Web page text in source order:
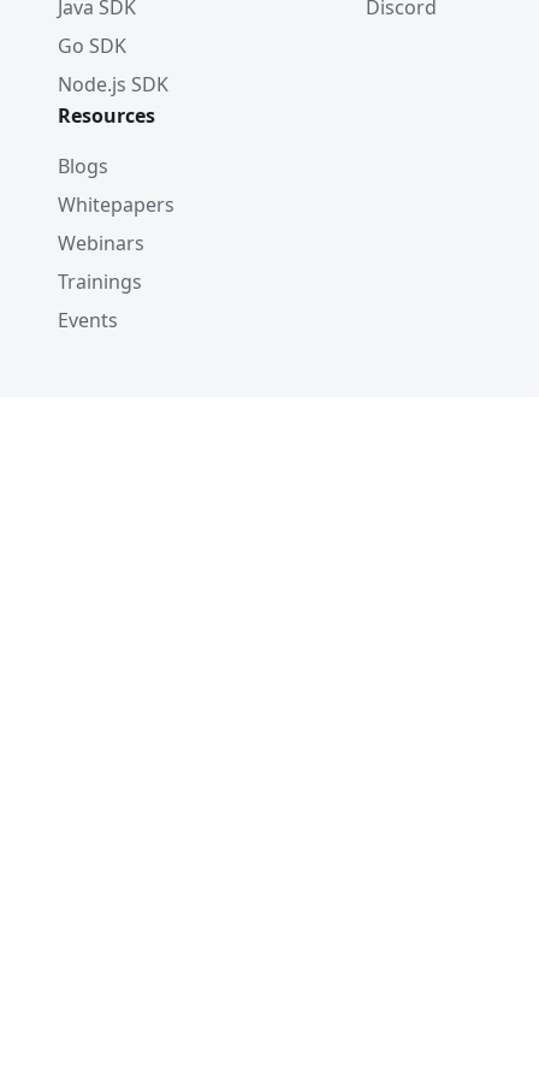
Java SDK
Go SDK
Node.js SDK
Discord
Resources
Blogs
Whitepapers
Webinars
Trainings
Events